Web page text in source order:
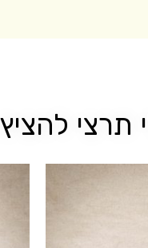
תרצי